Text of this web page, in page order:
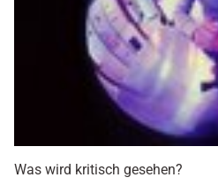
Was wird kritisch gesehen?